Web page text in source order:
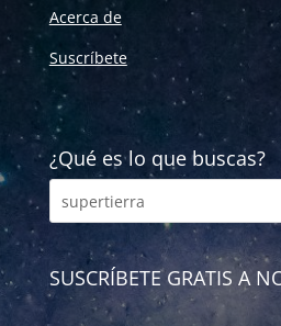
Acerca de
Suscríbete
¿Qué es lo que buscas?
SUSCRÍBETE GRATIS A